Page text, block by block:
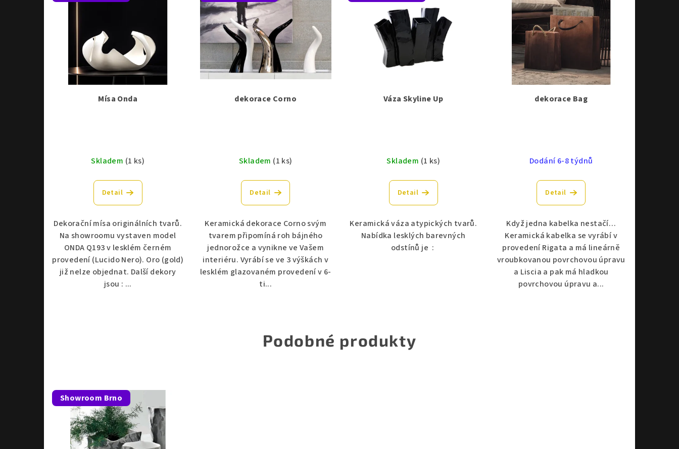
Mísa Onda
Skladem (1 ks)
Detail
Dekorační mísa originálních tvarů.
Na showroomu vystaven model
ONDA Q193 v lesklém černém
provedení (Lucido Nero). Oro (gold)
již nelze objednat. Další dekory
jsou : ...
dekorace Corno
Skladem (1 ks)
Detail
Keramická dekorace Corno svým
tvarem připomíná roh bájného
jednorožce a vynikne ve Vašem
interiéru. Vyrábí se ve 3 výškách v
lesklém glazovaném provedení v 6-
ti...
Váza Skyline Up
Skladem (1 ks)
Detail
Keramická váza atypických tvarů.
Nabídka lesklých barevných
odstínů je :
dekorace Bag
Dodání 6-8 týdnů
Detail
Když jedna kabelka nestačí…
Keramická kabelka se vyrábí v
provedení Rigata a má lineárně
vroubkovanou povrchovou úpravu
a Liscia a pak má hladkou
povrchovou úpravu a...
Podobné produkty
Showroom Brno